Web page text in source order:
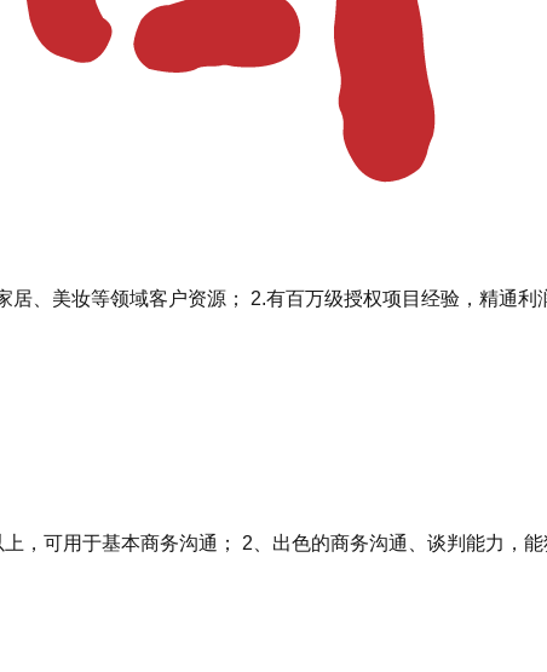
、美妆等领域客户资源； 2.有百万级授权项目经验，精通
，可用于基本商务沟通； 2、出色的商务沟通、谈判能力，